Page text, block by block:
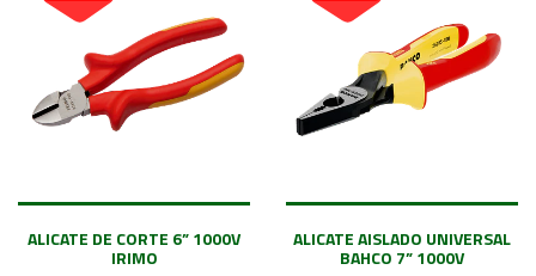
ALICATE DE CORTE 6” 1000V
IRIMO
ALICATE AISLADO UNIVERSAL
BAHCO 7” 1000V